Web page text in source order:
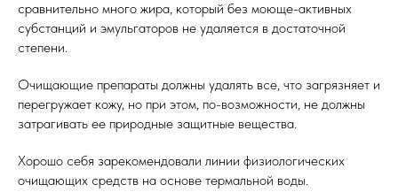
сравнительно много жира, который без моюще-активных
субстанций и эмульгаторов не удаляется в достаточной
степени.
Очищающие препараты должны удалять все, что загрязняет и
перегружает кожу, но при этом, по-возможности, не должны
затрагивать ее природные защитные вещества.
Хорошо себя зарекомендовали линии физиологических
очищающих средств на основе термальной воды.